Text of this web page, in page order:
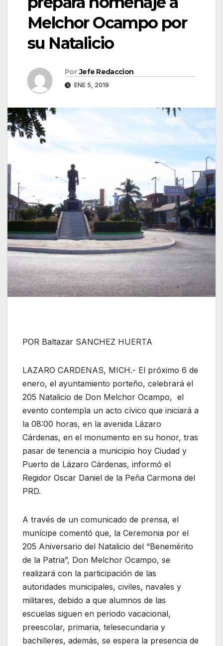
Melchor Ocampo por
su Natalicio
Por Jefe Redaccion
ENE 5, 2019
POR Baltazar SANCHEZ HUERTA
LAZARO CARDENAS, MICH.- El próximo 6 de
enero, el ayuntamiento porteño, celebrará el
205 Natalicio de Don Melchor Ocampo, el
evento contempla un acto cívico que iniciará a
la 08:00 horas, en la avenida Lázaro
Cárdenas, en el monumento en su honor, tras
pasar de tenencia a municipio hoy Ciudad y
Puerto de Lázaro Cárdenas, informó el
Regidor Oscar Daniel de la Peña Carmona del
PRD.
A través de un comunicado de prensa, el
munícipe comentó que, la Ceremonia por el
205 Aniversario del Natalicio del “Benemérito
de la Patria”, Don Melchor Ocampo, se
realizará con la participación de las
autoridades municipales, civiles, navales y
militares, debido a que alumnos de las
escuelas siguen en periodo vacacional,
preescolar, primaria, telesecundaria y
bachilleres, además, se espera la presencia de